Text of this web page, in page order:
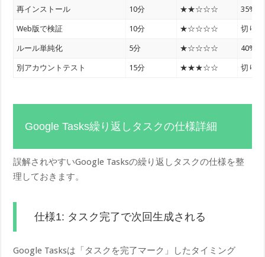
再インストール 10分 ★★☆☆☆ 35%
Web版で検証 10分 ★☆☆☆☆ 切り
ルール単純化 5分 ★☆☆☆☆ 40%
別アカウントテスト 15分 ★★★☆☆ 切り
Google Tasks繰り返しタスクの仕様詳細
誤解されやすいGoogle Tasksの繰り返しタスクの仕様を整
理しておきます。
仕様1: タスク完了で次回生成される
Google Tasksは「タスクを完了マーク」したタイミング